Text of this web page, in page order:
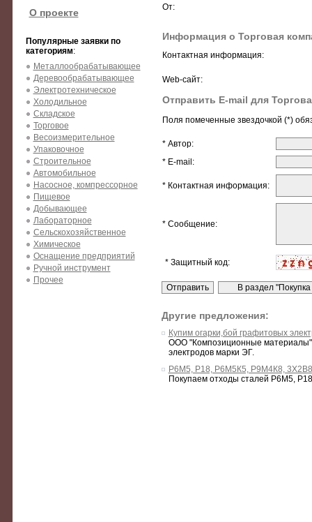
О проекте
Популярные заявки по
категориям:
Металлообрабатывающее
Деревообрабатывающее
Электротехническое
Холодильное
Складское
Торговое
Весоизмерительное
Упаковочное
Строительное
Автомобильное
Насосное, компрессорное
Пищевое
Добывающее
Лабораторное
Сельскохозяйственное
Химическое
Оснащение предприятий
Ручной инструмент
Прочее
От:
Информация о Торговая
Контактная информация:
Web-сайт:
Отправить E-mail для
Поля помеченные звездочкой (*)
* Автор:
* E-mail:
* Контактная информация:
* Сообщение:
* Защитный код:
Другие предложения:
Купим огарки,бой графитовых
ООО "Композиционные материалы"
электродов марки ЭГ.
Р6М5, Р18, Р6М5К5, Р9М4К8,
Покупаем отходы сталей Р6М5,